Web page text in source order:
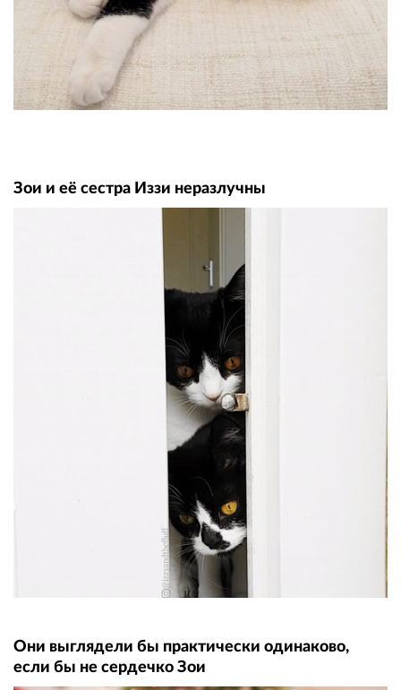
Зои и её сестра Иззи неразлучны
Они выглядели бы практически одинаково,
если бы не сердечко Зои